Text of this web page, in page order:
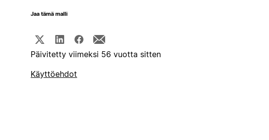
Jaa tämä malli
Päivitetty viimeksi 56 vuotta sitten
Käyttöehdot